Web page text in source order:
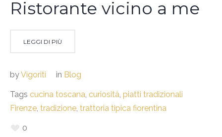
Ristorante vicino a me
LEGGI DI PIÙ
byVigoriti in Blog
Tags cucina toscana, curiosità, piatti tradizionali
Firenze, tradizione, trattoria tipica fiorentina
0